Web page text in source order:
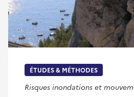
ÉTUDES & MÉTHODES
Risques inondations et